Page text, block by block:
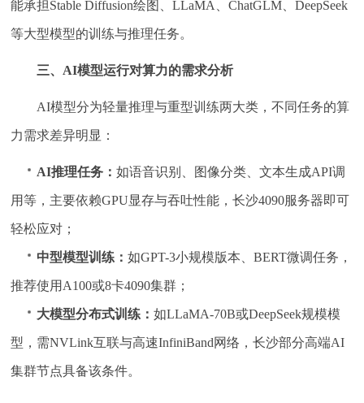
能承担Stable Diffusion绘图、LLaMA、ChatGLM、DeepSeek
等大型模型的训练与推理任务。
三、AI模型运行对算力的需求分析
AI模型分为轻量推理与重型训练两大类，不同任务的算
力需求差异明显：
AI推理任务：如语音识别、图像分类、文本生成API调
用等，主要依赖GPU显存与吞吐性能，长沙4090服务器即可
轻松应对；
中型模型训练：如GPT-3小规模版本、BERT微调任务，
推荐使用A100或8卡4090集群；
大模型分布式训练：如LLaMA-70B或DeepSeek规模模
型，需NVLink互联与高速InfiniBand网络，长沙部分高端AI
集群节点具备该条件。